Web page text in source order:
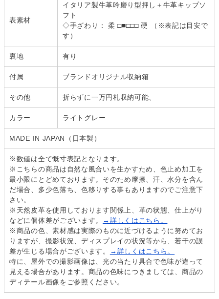
表素材
イタリア製牛革吟磨り型押し＋牛革キップソ
フト
◇手ざわり： 柔 □■□□□ 硬 （※表記は目安で
す）
裏地 有り
付属 ブランドオリジナル収納箱
その他 折らずに一万円札収納可能、
カラー ライトグレー
MADE IN JAPAN（日本製）
※数値は全て慨寸表記となります。
※こちらの商品は自然な風合いを生かすため、色止め加工を
最小限にとどめております。そのため摩擦、汗、水分を含ん
だ場合、多少色落ち、色移りする事もありますのでご注意下
さい。
※天然皮革を使用しております関係上、革の状態、仕上がり
などに個体差がございます。
→詳しくはこちら。
※商品の色、素材感は実際のものに近づけるように努めてお
りますが、撮影状況、ディスプレイの状況等から、若干の誤
差が生じる場合がございます。
→詳しくはこちら。
特に、屋外での撮影画像は、光の当たり具合で色味が違って
見える場合があります。商品の色味につきましては、商品の
ディテール画像をご参照ください。